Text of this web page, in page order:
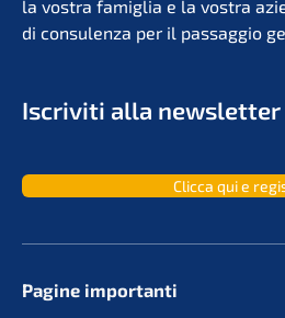
la vostra famiglia e la vostra
di consu­len­za per il passag­gio
Iscri­vi­ti alla newsletter
Clicca qui e
Pagine importan­ti